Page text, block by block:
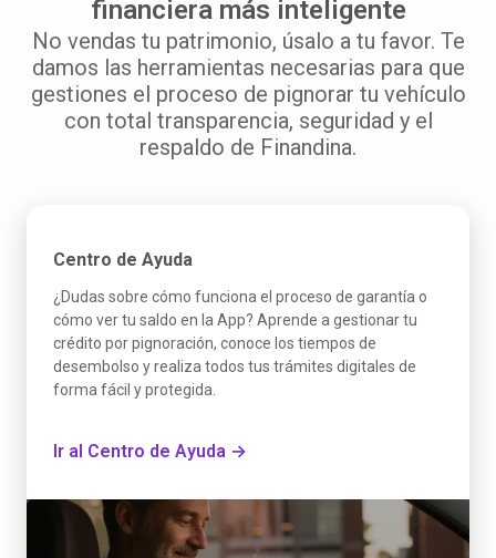
financiera más inteligente
No vendas tu patrimonio, úsalo a tu favor. Te
damos las herramientas necesarias para que
gestiones el proceso de pignorar tu vehículo
con total transparencia, seguridad y el
respaldo de Finandina.
Centro de Ayuda
¿Dudas sobre cómo funciona el proceso de garantía o
cómo ver tu saldo en la App? Aprende a gestionar tu
crédito por pignoración, conoce los tiempos de
desembolso y realiza todos tus trámites digitales de
forma fácil y protegida.
Ir al Centro de Ayuda →